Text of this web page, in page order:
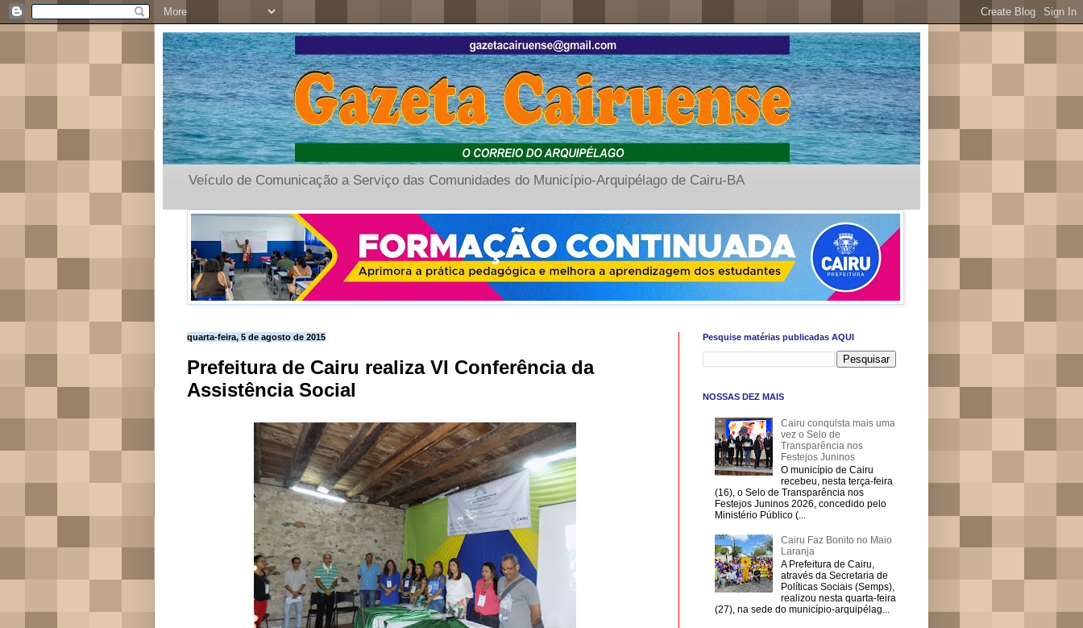
Veículo de Comunicação a Serviço das Comunidades do Município-Arquipélago de Cairu-BA
quarta-feira, 5 de agosto de 2015
Prefeitura de Cairu realiza VI Conferência da
Assistência Social
Pesquise matérias publicadas AQUI
NOSSAS DEZ MAIS
Cairu conquista mais uma
vez o Selo de
Transparência nos
Festejos Juninos
O município de Cairu
recebeu, nesta terça-feira
(16), o Selo de Transparência nos
Festejos Juninos 2026, concedido pelo
Ministério Público (...
Cairu Faz Bonito no Maio
Laranja
A Prefeitura de Cairu,
através da Secretaria de
Políticas Sociais (Semps),
realizou nesta quarta-feira
(27), na sede do município-arquipélag...